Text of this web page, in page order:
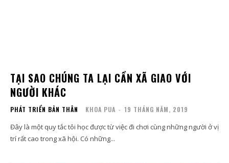
TẠI SAO CHÚNG TA LẠI CẦN XÃ GIAO VỚI
NGƯỜI KHÁC
PHÁT TRIỂN BẢN THÂN KHOA PUA - 19 THÁNG NĂM, 2019
Đây là một quy tắc tôi học được từ việc đi chơi cùng những người ở vị
trí rất cao trong xã hội. Có những...